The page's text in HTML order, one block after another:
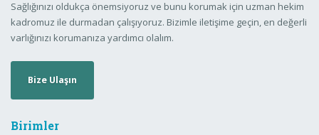
Sağlığınızı oldukça önemsiyoruz ve bunu korumak için uzman hekim
kadromuz ile durmadan çalışıyoruz. Bizimle iletişime geçin, en değerli
varlığınızı korumanıza yardımcı olalım.
Bize Ulaşın
Birimler